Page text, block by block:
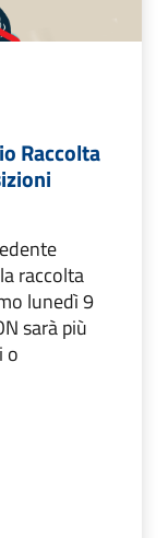
Raccolta
raccolta
lunedì 9
sarà più
o